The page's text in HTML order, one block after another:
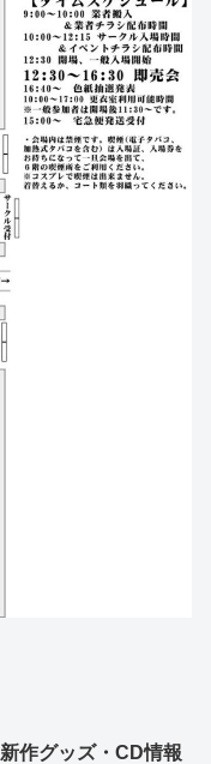
新作グッズ・CD情報